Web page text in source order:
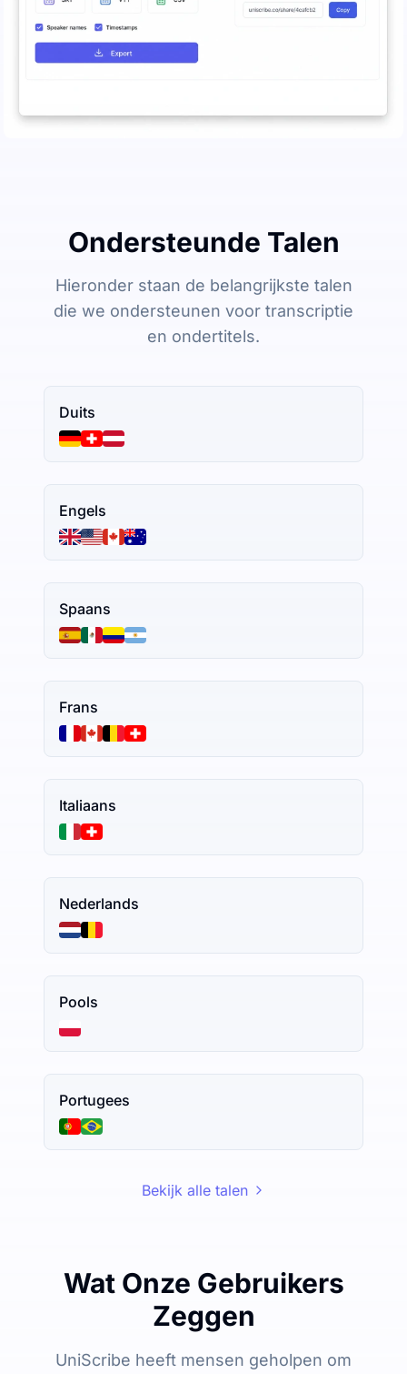
Ondersteunde Talen
Hieronder staan de belangrijkste talen
die we ondersteunen voor transcriptie
en ondertitels.
Duits
Engels
Spaans
Frans
Italiaans
Nederlands
Pools
Portugees
Bekijk alle talen
Wat Onze Gebruikers
Zeggen
UniScribe heeft mensen geholpen om